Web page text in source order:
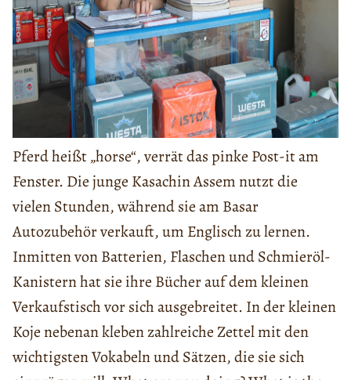
Pferd heißt „horse“, verrät das pinke Post-it am
Fenster. Die junge Kasachin Assem nutzt die
vielen Stunden, während sie am Basar
Autozubehör verkauft, um Englisch zu lernen.
Inmitten von Batterien, Flaschen und Schmieröl-
Kanistern hat sie ihre Bücher auf dem kleinen
Verkaufstisch vor sich ausgebreitet. In der kleinen
Koje nebenan kleben zahlreiche Zettel mit den
wichtigsten Vokabeln und Sätzen, die sie sich